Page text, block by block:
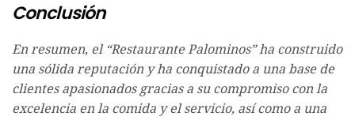
Conclusión
En resumen, el “Restaurante Palominos” ha construido
una sólida reputación y ha conquistado a una base de
clientes apasionados gracias a su compromiso con la
excelencia en la comida y el servicio, así como a una